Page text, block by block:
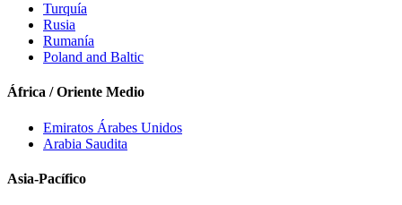
Turquía
Rusia
Rumanía
Poland and Baltic
África / Oriente Medio
Emiratos Árabes Unidos
Arabia Saudita
Asia-Pacífico